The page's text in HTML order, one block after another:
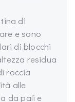
di
e sono
di blocchi
residua
roccia
alle
da pali e